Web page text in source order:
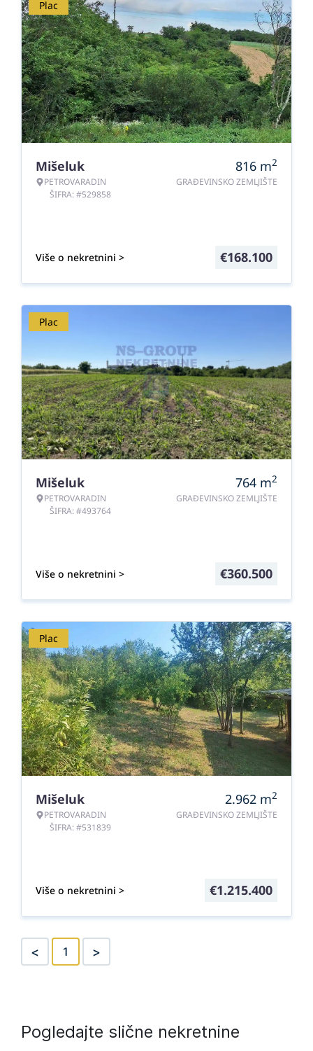
Plac
Mišeluk
PETROVARADIN
ŠIFRA: #529858
816 m2
GRAĐEVINSKO ZEMLJIŠTE
Više o nekretnini > €168.100
Plac
Mišeluk
PETROVARADIN
ŠIFRA: #493764
764 m2
GRAĐEVINSKO ZEMLJIŠTE
Više o nekretnini > €360.500
Plac
Mišeluk
PETROVARADIN
ŠIFRA: #531839
2.962 m2
GRAĐEVINSKO ZEMLJIŠTE
Više o nekretnini > €1.215.400
< 1 >
Pogledajte slične nekretnine